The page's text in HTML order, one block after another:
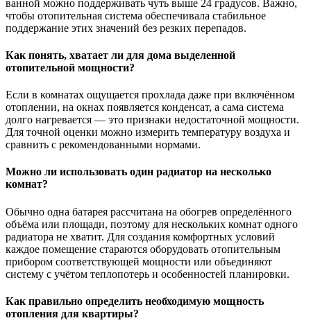
ванной можно поддерживать чуть выше 24 градусов. Важно,
чтобы отопительная система обеспечивала стабильное
поддержание этих значений без резких перепадов.
Как понять, хватает ли для дома выделенной
отопительной мощности?
Если в комнатах ощущается прохлада даже при включённом
отоплении, на окнах появляется конденсат, а сама система
долго нагревается — это признаки недостаточной мощности.
Для точной оценки можно измерить температуру воздуха и
сравнить с рекомендованными нормами.
Можно ли использовать один радиатор на несколько
комнат?
Обычно одна батарея рассчитана на обогрев определённого
объёма или площади, поэтому для нескольких комнат одного
радиатора не хватит. Для создания комфортных условий
каждое помещение стараются оборудовать отопительным
прибором соответствующей мощности или объединяют
систему с учётом теплопотерь и особенностей планировки.
Как правильно определить необходимую мощность
отопления для квартиры?